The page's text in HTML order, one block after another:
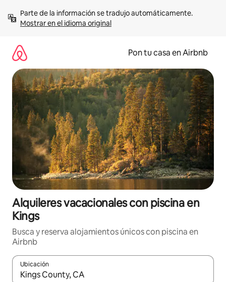
contenidoMostrar en el idioma original
Pon tu casa en Airbnb
Alquileres vacacionales con piscina en
Kings
Busca y reserva alojamientos únicos con piscina en
Airbnb
Ubicación
Cuando los resultados estén disponibles, navega con las